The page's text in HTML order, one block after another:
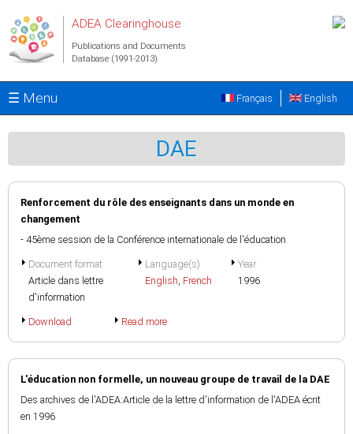
ADEA Clearinghouse
Publications and Documents
Database (1991-2013)
☰ Menu English
Français
DAE
Renforcement du rôle des enseignants dans un monde en
changement
- 45ème session de la Conférence internationale de l'éducation
Document format
Article dans lettre
d'information
Language(s)
English, French
Year
1996
Download Read more
L'éducation non formelle, un nouveau groupe de travail de la DAE
Des archives de l'ADEA:Article de la lettre d'information de l'ADEA écrit
en 1996